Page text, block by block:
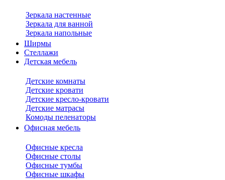
Зеркала настенные
Зеркала для ванной
Зеркала напольные
Ширмы
Стеллажи
Детская мебель
Детские комнаты
Детские кровати
Детские кресло-кровати
Детские матрасы
Комоды пеленаторы
Офисная мебель
Офисные кресла
Офисные столы
Офисные тумбы
Офисные шкафы